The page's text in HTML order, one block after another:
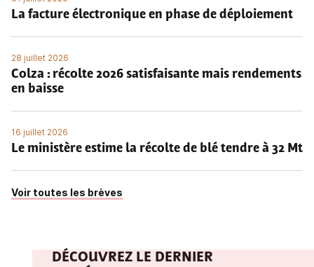
La facture électronique en phase de déploiement
28 juillet 2026
Colza : récolte 2026 satisfaisante mais rendements
en baisse
16 juillet 2026
Le ministère estime la récolte de blé tendre à 32 Mt
Voir toutes les brèves
DÉCOUVREZ LE DERNIER